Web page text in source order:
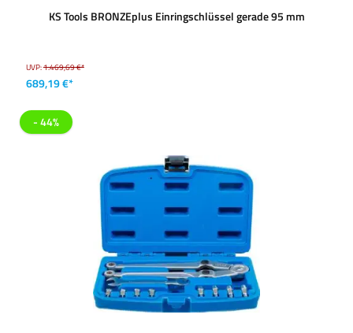
KS Tools BRONZEplus Einringschlüssel gerade 95 mm
UVP:1.469,69 €*
689,19 €*
- 44%